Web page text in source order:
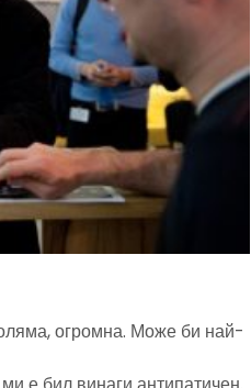
огромна. Може би най-